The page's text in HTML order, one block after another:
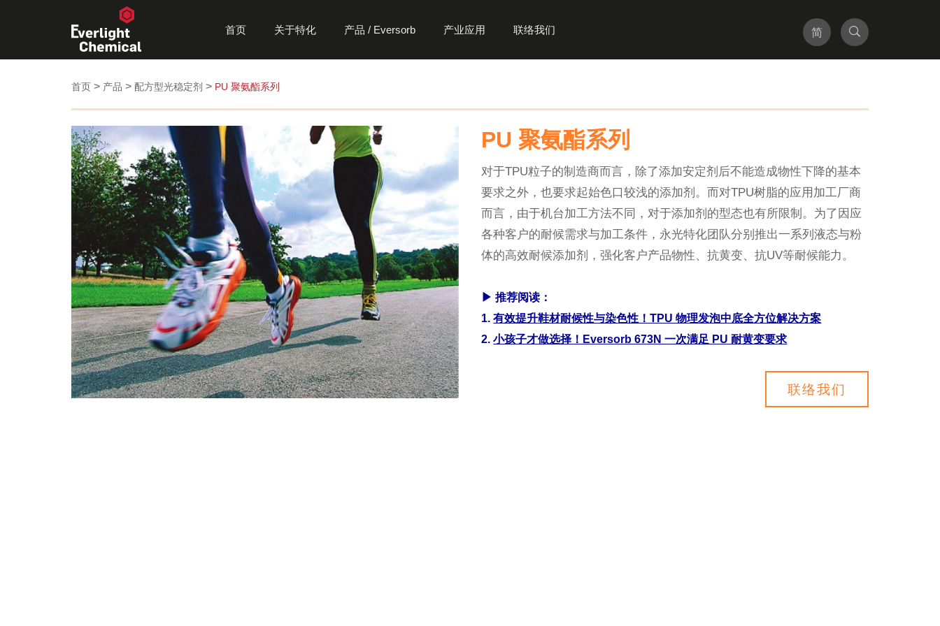
首页 关于特化 产品 / Eversorb
紫外线吸收剂 UV
高分子劣化防护机制
Benzophenone 二苯甲酮
Benzotriazole 苯并三唑
Triazine 三嗪类
其他类
受阻胺光稳定剂 Light
高分子劣化防护机制
光稳定剂(HALS)
AQ 水性系列
EP 环氧系列
UR 光固化系列
HP 硅改性树脂系列
SB 木质预处理系列
SH 自修复树脂系列
PU 聚氨酯系列
抗氧化剂 Everaox ®
反应型聚氨酯染料
Evertint
化妆品用添加剂
产业应用
涂料
车用涂料
工业涂料
木器涂料
环保涂料
塑料
车用塑料
建筑塑料
电子塑料
居家塑料
车用材料
建筑材料
绿能节能
工业材料
交通&工程建设
居家用品
化妆品
联络我们 简
首页 > 产品 > 配方型光稳定剂 > PU 聚氨酯系列
PU 聚氨酯系列
对于TPU粒子的制造商而言，除了添加安定剂后不能造成物性下降的基本
要求之外，也要求起始色口较浅的添加剂。而对TPU树脂的应用加工厂商
而言，由于机台加工方法不同，对于添加剂的型态也有所限制。为了因应
各种客户的耐候需求与加工条件，永光特化团队分别推出一系列液态与粉
体的高效耐候添加剂，强化客户产品物性、抗黄变、抗UV等耐候能力。
▶ 推荐阅读：
1.有效提升鞋材耐候性与染色性！TPU 物理发泡中底全方位解决方案
2.小孩子才做选择！Eversorb 673N 一次满足 PU 耐黄变要求
联络我们